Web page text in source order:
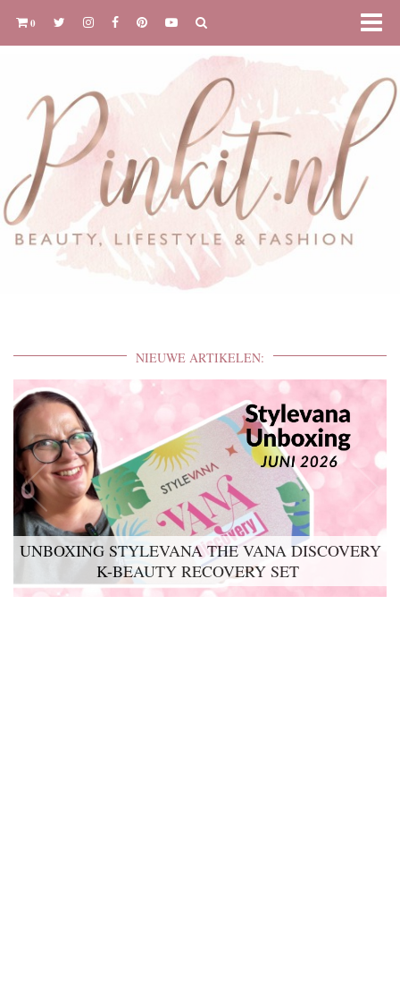
0
NIEUWE ARTIKELEN:
UNBOXING STYLEVANA THE VANA DISCOVERY
K-BEAUTY RECOVERY SET
LYKO LOVABLES THE BDAY KIT 2026 UNBOXING